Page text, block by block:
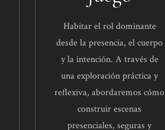
Habitar el rol dominante
desde la presencia, el cuerpo
y la intención. A través de
una exploración práctica y
reflexiva, abordaremos cómo
construir escenas
presenciales, seguras y